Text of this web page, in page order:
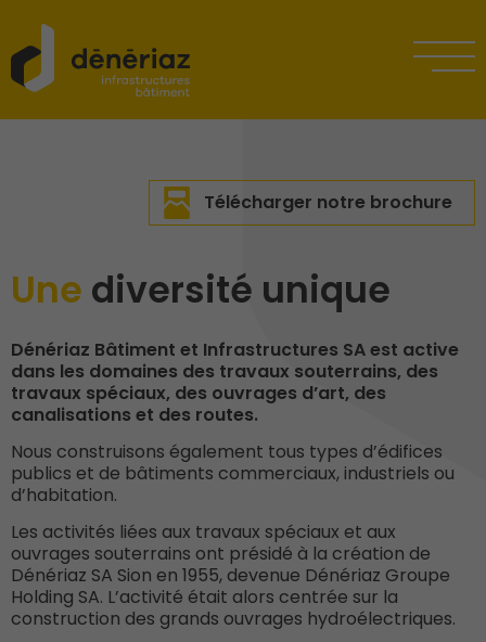
Télécharger notre brochure
Une diversité unique
Dénériaz Bâtiment et Infrastructures SA est active
dans les domaines des travaux souterrains, des
travaux spéciaux, des ouvrages d’art, des
canalisations et des routes.
Nous construisons également tous types d’édifices
publics et de bâtiments commerciaux, industriels ou
d’habitation.
Les activités liées aux travaux spéciaux et aux
ouvrages souterrains ont présidé à la création de
Dénériaz SA Sion en 1955, devenue Dénériaz Groupe
Holding SA. L’activité était alors centrée sur la
construction des grands ouvrages hydroélectriques.